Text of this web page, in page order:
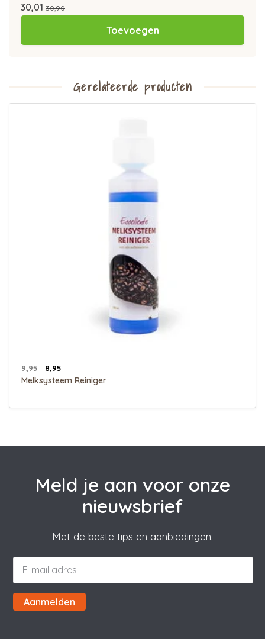
30,01 30,90
Toevoegen
Gerelateerde producten
9,95 8,95
Melksysteem Reiniger
Meld je aan voor onze
nieuwsbrief
Met de beste tips en aanbiedingen.
Aanmelden